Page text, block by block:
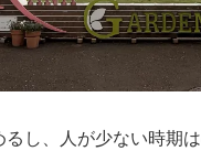
るし、人が少ない時期